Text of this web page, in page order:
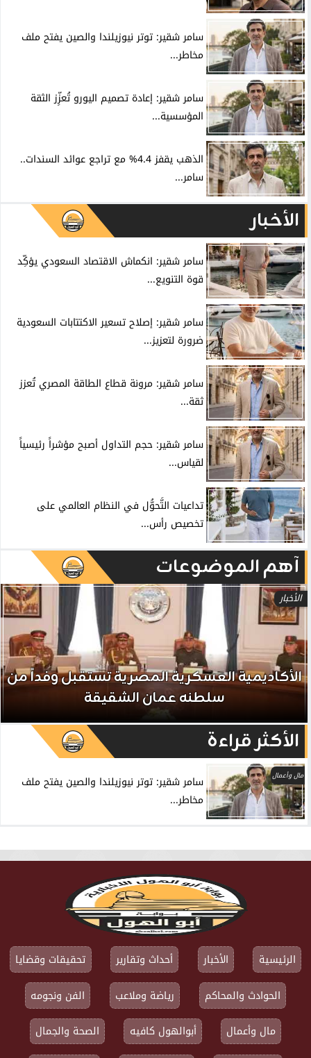
سامر شقير: توتر نيوزيلندا والصين يفتح ملف
مخاطر...
سامر شقير: إعادة تصميم اليورو تُعزِّز الثقة
المؤسسية...
الذهب يقفز 4.4% مع تراجع عوائد السندات..
سامر...
الأخبار
سامر شقير: انكماش الاقتصاد السعودي يؤكِّد
قوة التنويع...
سامر شقير: إصلاح تسعير الاكتتابات السعودية
ضرورة لتعزيز...
سامر شقير: مرونة قطاع الطاقة المصري تُعزز
ثقة...
سامر شقير: حجم التداول أصبح مؤشراً رئيسياً
لقياس...
تداعيات التَّحوُّل في النظام العالمي على
تخصيص رأس...
آهم الموضوعات
الأخبار
الأكاديمية العسكرية المصرية تستقبل وفداً من
سلطنه عمان الشقيقة
الأكثر قراءة
مال وأعمال
سامر شقير: توتر نيوزيلندا والصين يفتح ملف
مخاطر...
الرئيسية الأخبار أحداث وتقارير
تحقيقات وقضايا
الحوادث والمحاكم
رياضة وملاعب
الفن ونجومه
مال وأعمال
أبوالهول كافيه
الصحة والجمال